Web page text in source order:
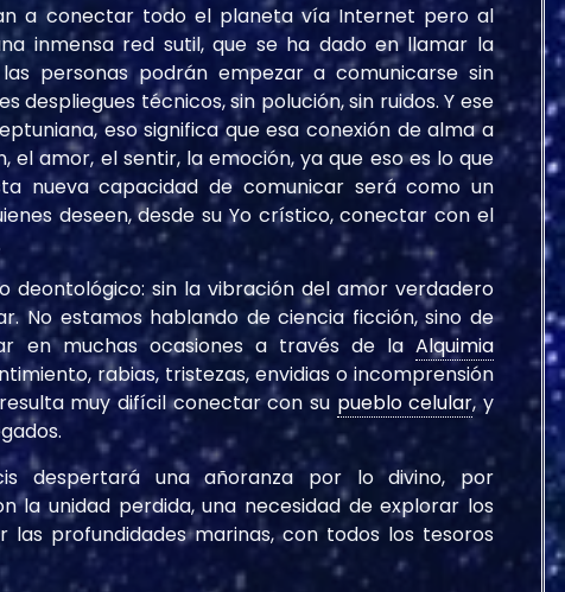
a conectar todo el planeta vía Internet pero al
inmensa red sutil, que se ha dado en llamar la
personas podrán empezar a comunicarse sin
despliegues técnicos, sin polución, sin ruidos. Y ese
eso significa que esa conexión de alma a
amor, el sentir, la emoción, ya que eso es lo que
nueva capacidad de comunicar será como un
deseen, desde su Yo crístico, conectar con el
deontológico: sin la vibración del amor verdadero
No estamos hablando de ciencia ficción, sino de
en muchas ocasiones a través de la Alquimia
rabias, tristezas, envidias o incomprensión
muy difícil conectar con su pueblo celular, y
despertará una añoranza por lo divino, por
la unidad perdida, una necesidad de explorar los
las profundidades marinas, con todos los tesoros